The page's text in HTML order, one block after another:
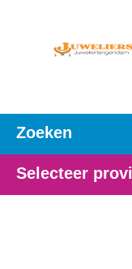
Zoeken
Selecteer